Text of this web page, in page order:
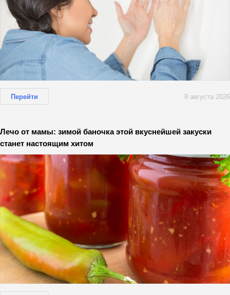
Перейти 9 августа 2026
Лечо от мамы: зимой баночка этой вкуснейшей закуски
станет настоящим хитом